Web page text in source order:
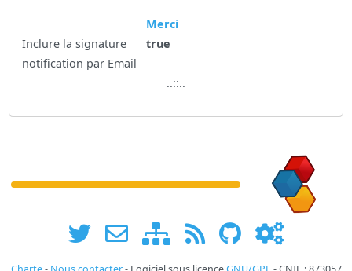
Merci
Inclure la signature
true
notification par Email
..::..